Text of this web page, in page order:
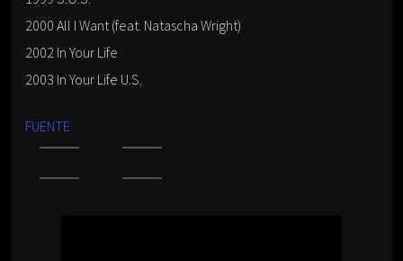
2000 All I Want (feat. Natascha Wright)
2002 In Your Life
2003 In Your Life U.S.
FUENTE